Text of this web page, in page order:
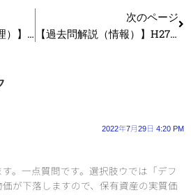
【過去問解説（運営管理）】R2 第11問 CPM（Critical Path Method）
次のページ
【過去問解説（情報）】H27 第1問 周辺装置の特性
2022年7月29日 4:20 PM
。一点質問です。選択肢ウでは「デフ
が下落しますので、保有資産の実質価